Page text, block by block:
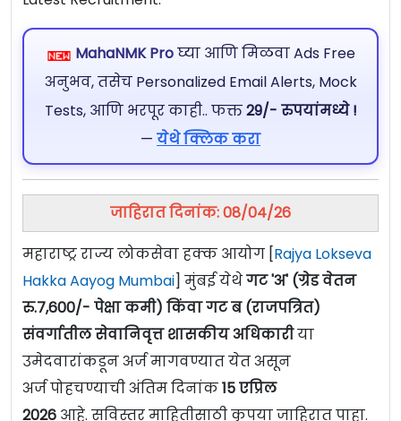
MahaNMK Proघ्या आणि मिळवा Ads Free
अनुभव, तसेच Personalized Email Alerts, Mock
Tests, आणि भरपूर काही.. फक्त29/- रुपयांमध्ये !
— येथे क्लिक करा
जाहिरात दिनांक: 08/04/26
महाराष्ट्र राज्य लोकसेवा हक्क आयोग [Rajya Lokseva
Hakka Aayog Mumbai] मुंबई येथेगट 'अ' (ग्रेड वेतन
रु.7,600/- पेक्षा कमी) किंवा गट ब (राजपत्रित)
संवर्गातील सेवानिवृत्त शासकीय अधिकारीया
उमेदवारांकडून अर्ज मागवण्यात येत असून
अर्ज पोहचण्याची अंतिम दिनांक15 एप्रिल
2026 आहे. सविस्तर माहितीसाठी कृपया जाहिरात पाहा.